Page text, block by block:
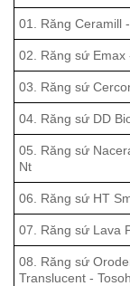
01. Răng Ceramill
02. Răng sứ Emax
03. Răng sứ
04. Răng sứ DD
05. Răng sứ
Nt
06. Răng sứ HT
07. Răng sứ Lava
08. Răng sứ
Translucent - Tosoh